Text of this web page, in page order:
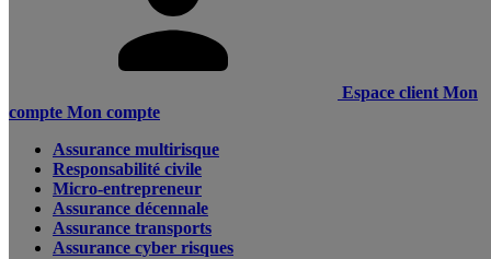
Espace client Mon
compte Mon compte
Assurance multirisque
Responsabilité civile
Micro-entrepreneur
Assurance décennale
Assurance transports
Assurance cyber risques